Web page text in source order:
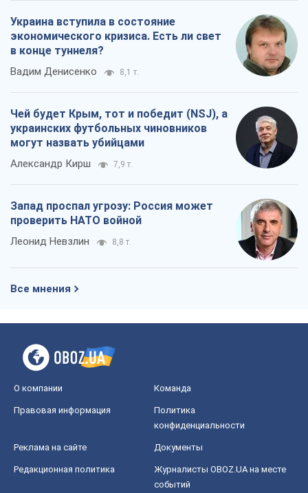
Украина вступила в состояние
экономического кризиса. Есть ли свет
в конце туннеля?
Вадим Денисенко 8,1 т.
Чей будет Крым, тот и победит (NSJ), а
украинских футбольных чиновников
могут назвать убийцами
Александр Кирш 7,9 т.
Запад проспал угрозу: Россия может
проверить НАТО войной
Леонид Невзлин 8,8 т.
Все мнения
О компании Команда
Правовая информация
Политика
конфиденциальности
Реклама на сайте Документы
Редакционная политика
Журналисты OBOZ.UA на месте
событий